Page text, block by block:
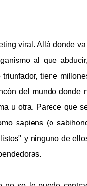
viral. Allá donde
al que
tiene
del mundo donde
u otra. Parece que
sapiens (o
y ninguno de